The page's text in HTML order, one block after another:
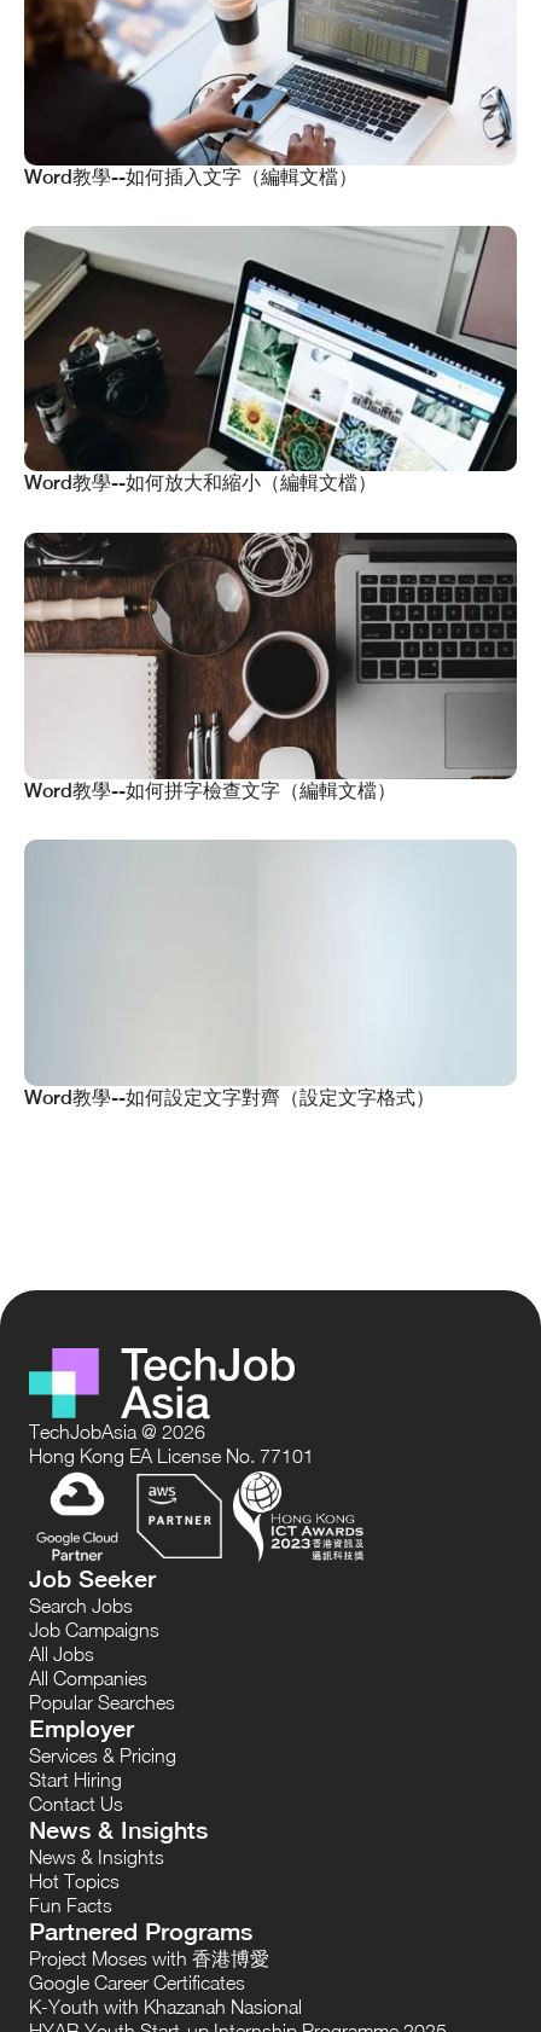
Word教學--如何插入文字（編輯文檔）
Word教學--如何放大和縮小（編輯文檔）
Word教學--如何拼字檢查文字（編輯文檔）
Word教學--如何設定文字對齊（設定文字格式）
TechJobAsia @ 2026
Hong Kong EA License No. 77101
Job Seeker
Search Jobs
Job Campaigns
All Jobs
All Companies
Popular Searches
Employer
Services & Pricing
Start Hiring
Contact Us
News & Insights
News & Insights
Hot Topics
Fun Facts
Partnered Programs
Project Moses with 香港博愛
Google Career Certificates
K-Youth with Khazanah Nasional